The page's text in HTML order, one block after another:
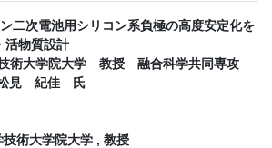
二次電池用シリコン系負極の高度安定化を
活物質設計
術大学院大学 教授 融合科学共同専攻
見 紀佳 氏
術大学院大学 , 教授